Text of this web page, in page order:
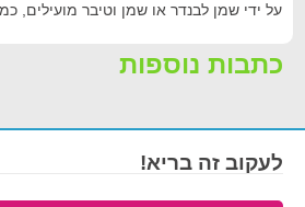
על ידי שמן לבנדר או שמן וטיבר מועילים,
כתבות נוספות
לעקוב זה בריא!